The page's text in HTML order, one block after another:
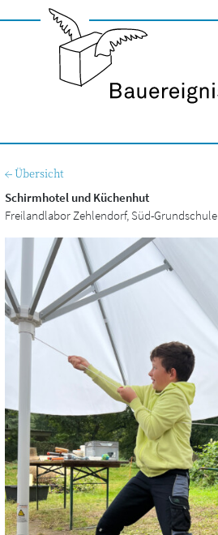
← Übersicht
Schirmhotel und Küchenhut
Frei­land­la­bor Zehlen­dorf, Süd-Grundschule